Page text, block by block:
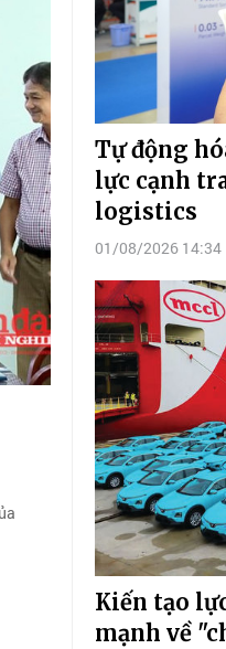
Tự động
lực cạnh
logistics
01/08/2026 14:34
Kiến tạo
mạnh về